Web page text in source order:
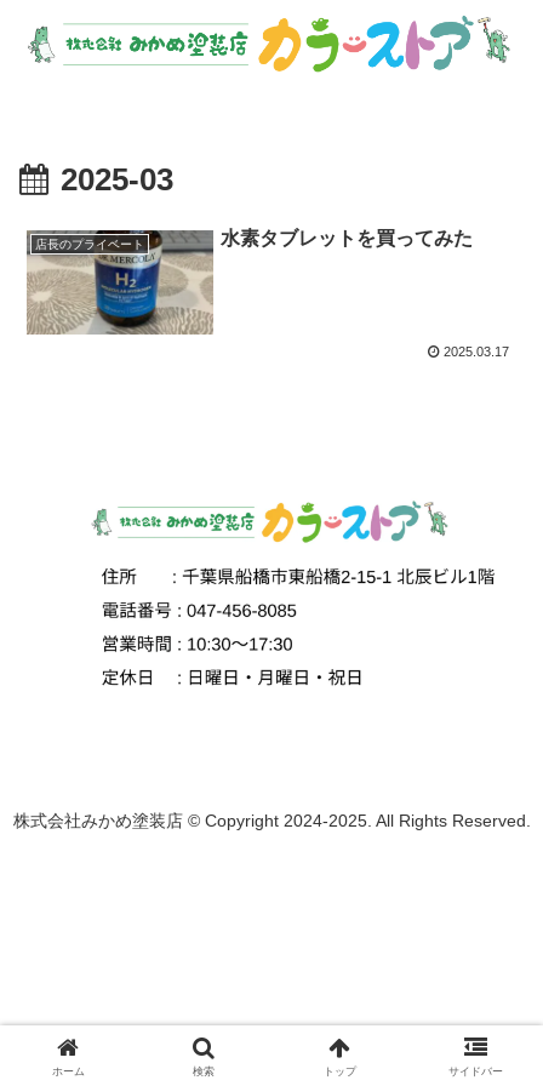
2025-03
店長のプライベート 水素タブレットを買ってみた
2025.03.17
株式会社みかめ塗装店 © Copyright 2024-2025. All Rights Reserved.
ホーム 検索 トップ サイドバー